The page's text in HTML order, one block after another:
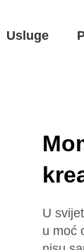
Usluge
U
u moć